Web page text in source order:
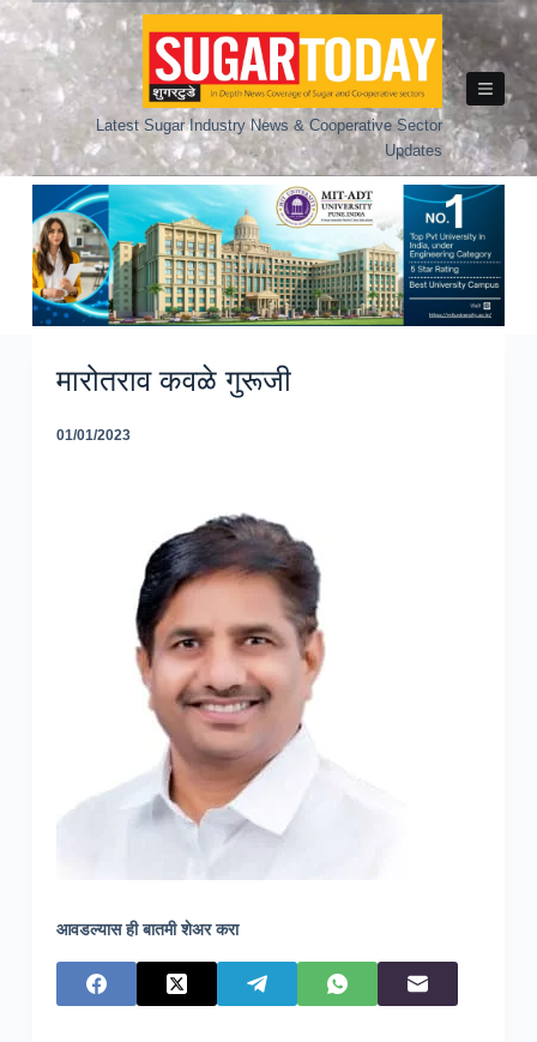
Skip
to
Latest Sugar Industry News & Cooperative Sector
Updates
मारोतराव कवळे गुरूजी
01/01/2023
आवडल्यास ही बातमी शेअर करा